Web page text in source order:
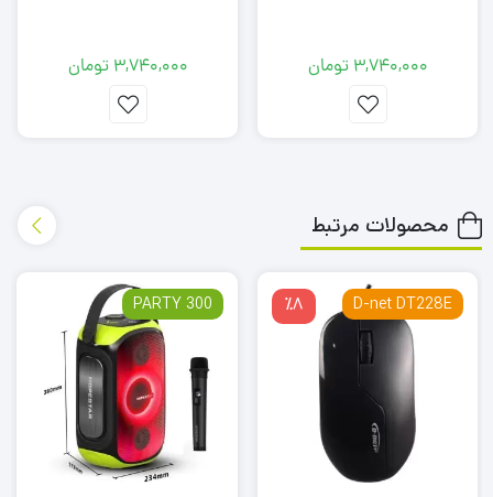
3,740,000 تومان 3,740,000 تومان
محصولات مرتبط
٪8 D-net DT228E
PARTY 300